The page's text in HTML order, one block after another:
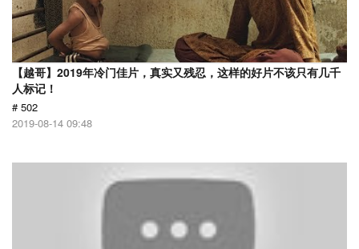
【越哥】2019年冷门佳片，真实又残忍，这样的好片不该只有几千
人标记！
# 502
2019-08-14 09:48